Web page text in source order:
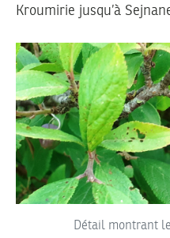
Kroumirie jusqu’à
Détail montrant